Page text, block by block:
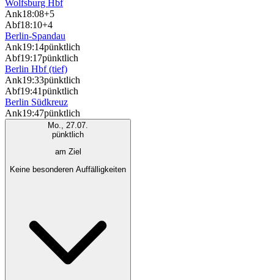
Wolfsburg Hbf
Ank18:08+5
Abf18:10+4
Berlin-Spandau
Ank19:14pünktlich
Abf19:17pünktlich
Berlin Hbf (tief)
Ank19:33pünktlich
Abf19:41pünktlich
Berlin Südkreuz
Ank19:47pünktlich
Mo., 27.07.
pünktlich
am Ziel
Keine besonderen Auffälligkeiten